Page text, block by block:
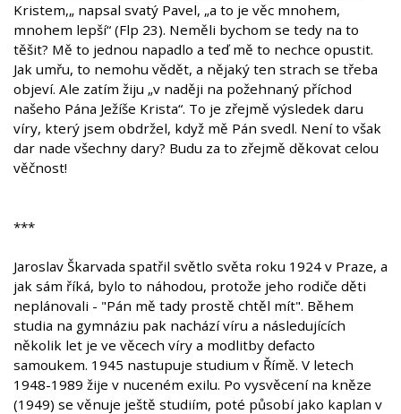
Kristem,„ napsal svatý Pavel, „a to je věc mnohem,
mnohem lepší“ (Flp 23). Neměli bychom se tedy na to
těšit? Mě to jednou napadlo a teď mě to nechce opustit.
Jak umřu, to nemohu vědět, a nějaký ten strach se třeba
objeví. Ale zatím žiju „v naději na požehnaný příchod
našeho Pána Ježíše Krista“. To je zřejmě výsledek daru
víry, který jsem obdržel, když mě Pán svedl. Není to však
dar nade všechny dary? Budu za to zřejmě děkovat celou
věčnost!
***
Jaroslav Škarvada spatřil světlo světa roku 1924 v Praze, a
jak sám říká, bylo to náhodou, protože jeho rodiče děti
neplánovali - "Pán mě tady prostě chtěl mít". Během
studia na gymnáziu pak nachází víru a následujících
několik let je ve věcech víry a modlitby defacto
samoukem. 1945 nastupuje studium v Římě. V letech
1948-1989 žije v nuceném exilu. Po vysvěcení na kněze
(1949) se věnuje ještě studiím, poté působí jako kaplan v